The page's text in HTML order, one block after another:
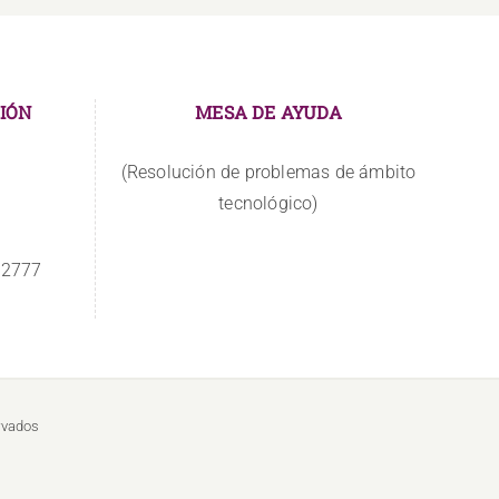
MESA DE AYUDA
(Resolución de problemas de ámbito
tecnológico)